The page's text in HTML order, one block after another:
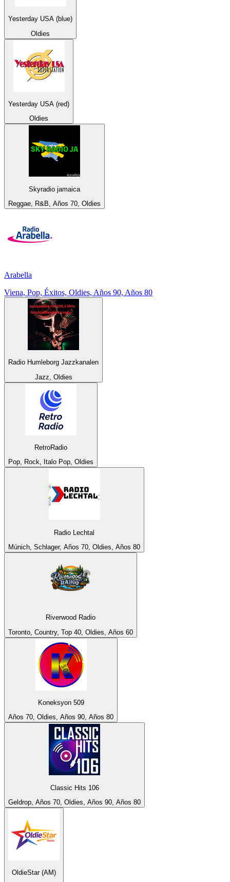
Yesterday USA (blue)
Oldies
Yesterday USA (red)
Oldies
Skyradio jamaica
Reggae, R&B, Años 70, Oldies
Arabella
Viena, Pop, Éxitos, Oldies, Años 90, Años 80
Radio Humleborg Jazzkanalen
Jazz, Oldies
RetroRadio
Pop, Rock, Italo Pop, Oldies
Radio Lechtal
Múnich, Schlager, Años 70, Oldies, Años 80
Riverwood Radio
Toronto, Country, Top 40, Oldies, Años 60
Koneksyon 509
Años 70, Oldies, Años 90, Años 80
Classic Hits 106
Geldrop, Años 70, Oldies, Años 90, Años 80
OldieStar (AM)